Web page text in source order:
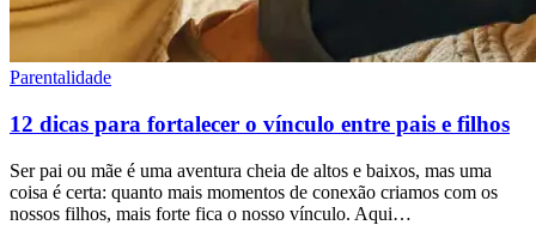
Parentalidade
12 dicas para fortalecer o vínculo entre pais e filhos
Ser pai ou mãe é uma aventura cheia de altos e baixos, mas uma
coisa é certa: quanto mais momentos de conexão criamos com os
nossos filhos, mais forte fica o nosso vínculo. Aqui…